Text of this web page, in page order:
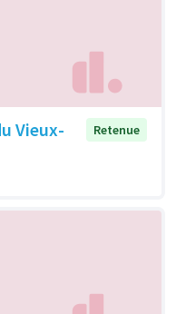
Vieux-
Retenue